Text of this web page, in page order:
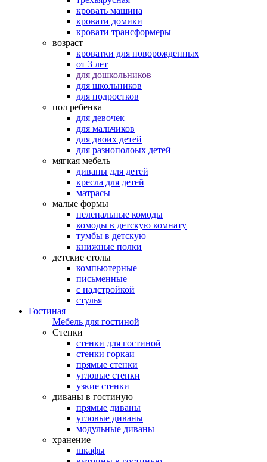
кровать машина
кровати домики
кровати трансформеры
возраст
кроватки для новорожденных
от 3 лет
для дошкольников
для школьников
для подростков
пол ребенка
для девочек
для мальчиков
для двоих детей
для разнополоых детей
мягкая мебель
диваны для детей
кресла для детей
матрасы
малые формы
пеленальные комоды
комоды в детскую комнату
тумбы в детскую
книжные полки
детские столы
компьютерные
письменные
с надстройкой
стулья
Гостиная
Мебель для гостиной
Стенки
стенки для гостиной
стенки горкаи
прямые стенки
угловые стенки
узкие стенки
диваны в гостиную
прямые диваны
угловые диваны
модульные диваны
хранение
шкафы